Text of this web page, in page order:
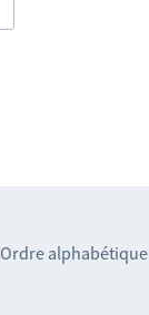
Ordre alphabétique